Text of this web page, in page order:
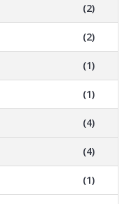
(2)
(2)
(1)
(1)
(4)
(4)
(1)